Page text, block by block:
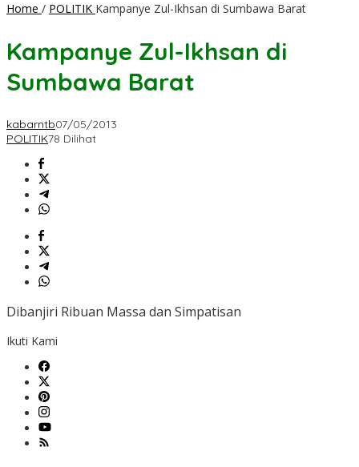
Home / POLITIK Kampanye Zul-Ikhsan di Sumbawa Barat
Kampanye Zul-Ikhsan di
Sumbawa Barat
kabarntb07/05/2013
POLITIK78 Dilihat
Dibanjiri Ribuan Massa dan Simpatisan
Ikuti Kami